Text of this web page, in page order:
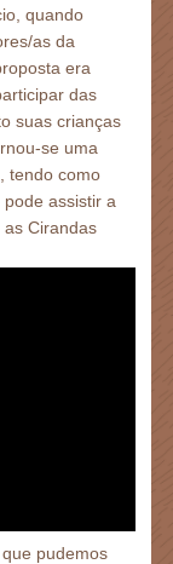
quando
as da
era
das
suas crianças
se uma
tendo como
assistir a
Cirandas
pudemos